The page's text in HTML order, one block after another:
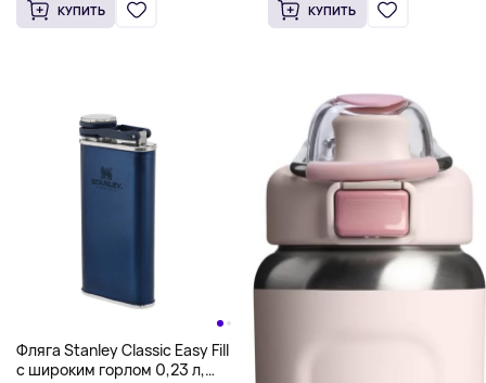
КУПИТЬ КУПИТЬ
Фляга Stanley Classic Easy Fill
с широким горлом 0,23 л,